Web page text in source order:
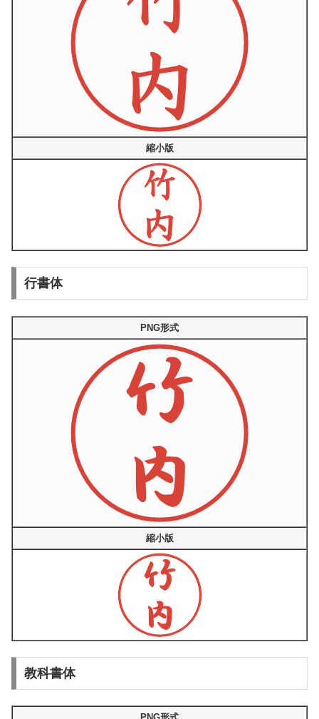
縮小版
行書体
PNG形式
縮小版
教科書体